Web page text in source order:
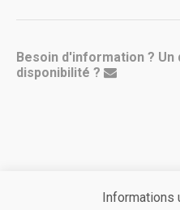
Besoin d'information ?
disponibilité ?
Informations